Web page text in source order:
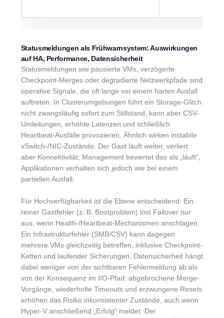
Statusmeldungen als Frühwarnsystem: Auswirkungen
auf HA, Performance, Datensicherheit
Statusmeldungen wie pausierte VMs, verzögerte
Checkpoint-Merges oder degradierte Netzwerkpfade sind
operative Signale, die oft lange vor einem harten Ausfall
auftreten. In Clusterumgebungen führt ein Storage-Glitch
nicht zwangsläufig sofort zum Stillstand, kann aber CSV-
Umleitungen, erhöhte Latenzen und schließlich
Heartbeat-Ausfälle provozieren. Ähnlich wirken instabile
vSwitch-/NIC-Zustände: Der Gast läuft weiter, verliert
aber Konnektivität; Management bewertet das als „läuft“,
Applikationen verhalten sich jedoch wie bei einem
partiellen Ausfall.
Für Hochverfügbarkeit ist die Ebene entscheidend: Ein
reiner Gastfehler (z. B. Bootproblem) löst Failover nur
aus, wenn Health-/Heartbeat-Mechanismen anschlagen.
Ein Infrastrukturfehler (SMB/CSV) kann dagegen
mehrere VMs gleichzeitig betreffen, inklusive Checkpoint-
Ketten und laufender Sicherungen. Datensicherheit hängt
dabei weniger von der sichtbaren Fehlermeldung ab als
von der Konsequenz im I/O-Pfad: abgebrochene Merge-
Vorgänge, wiederholte Timeouts und erzwungene Resets
erhöhen das Risiko inkonsistenter Zustände, auch wenn
Hyper-V anschließend „Erfolg“ meldet. Der